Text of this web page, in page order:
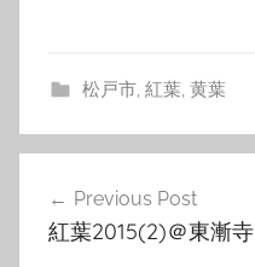
松戸市, 紅葉, 黄葉
Previous Post
紅葉2015(2)＠東漸寺